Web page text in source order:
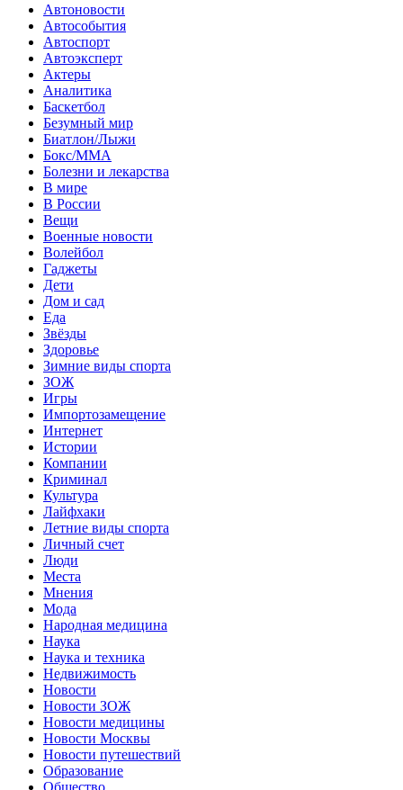
Автоновости
Автособытия
Автоспорт
Автоэксперт
Актеры
Аналитика
Баскетбол
Безумный мир
Биатлон/Лыжи
Бокс/MMA
Болезни и лекарства
В мире
В России
Вещи
Военные новости
Волейбол
Гаджеты
Дети
Дом и сад
Еда
Звёзды
Здоровье
Зимние виды спорта
ЗОЖ
Игры
Импортозамещение
Интернет
Истории
Компании
Криминал
Культура
Лайфхаки
Летние виды спорта
Личный счет
Люди
Места
Мнения
Мода
Народная медицина
Наука
Наука и техника
Недвижимость
Новости
Новости ЗОЖ
Новости медицины
Новости Москвы
Новости путешествий
Образование
Общество